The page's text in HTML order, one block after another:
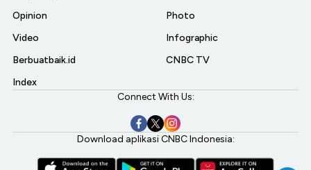
Opinion
Video
Berbuatbaik.id
Index
Photo
Infographic
CNBC TV
Connect With Us:
Download aplikasi CNBC Indonesia: